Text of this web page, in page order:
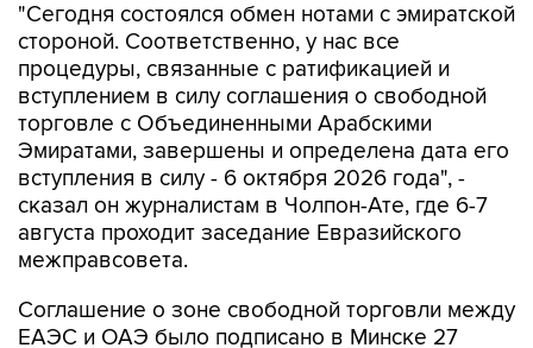
"Сегодня состоялся обмен нотами с эмиратской
стороной. Соответственно, у нас все
процедуры, связанные с ратификацией и
вступлением в силу соглашения о свободной
торговле с Объединенными Арабскими
Эмиратами, завершены и определена дата его
вступления в силу - 6 октября 2026 года", -
сказал он журналистам в Чолпон-Ате, где 6-7
августа проходит заседание Евразийского
межправсовета.
Соглашение о зоне свободной торговли между
ЕАЭС и ОАЭ было подписано в Минске 27